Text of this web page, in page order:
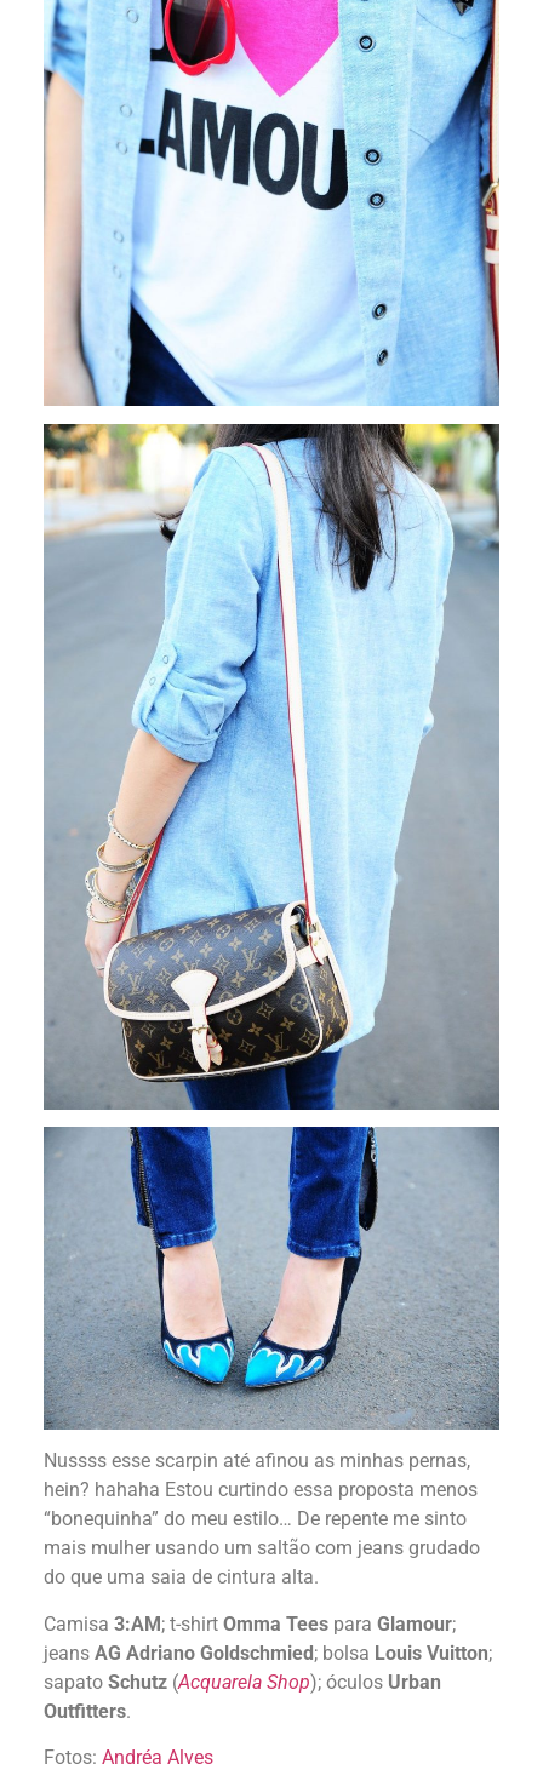
Nussss esse scarpin até afinou as minhas pernas,
hein? hahaha Estou curtindo essa proposta menos
“bonequinha” do meu estilo… De repente me sinto
mais mulher usando um saltão com jeans grudado
do que uma saia de cintura alta.
Camisa 3:AM; t-shirt Omma Tees para Glamour;
jeans AG Adriano Goldschmied; bolsa Louis Vuitton;
sapato Schutz (Acquarela Shop); óculos Urban
Outfitters.
Fotos: Andréa Alves